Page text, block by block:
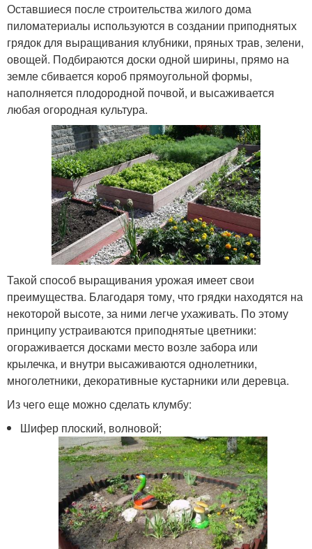
Оставшиеся после строительства жилого дома
пиломатериалы используются в создании приподнятых
грядок для выращивания клубники, пряных трав, зелени,
овощей. Подбираются доски одной ширины, прямо на
земле сбивается короб прямоугольной формы,
наполняется плодородной почвой, и высаживается
любая огородная культура.
Такой способ выращивания урожая имеет свои
преимущества. Благодаря тому, что грядки находятся на
некоторой высоте, за ними легче ухаживать. По этому
принципу устраиваются приподнятые цветники:
огораживается досками место возле забора или
крылечка, и внутри высаживаются однолетники,
многолетники, декоративные кустарники или деревца.
Из чего еще можно сделать клумбу:
Шифер плоский, волновой;